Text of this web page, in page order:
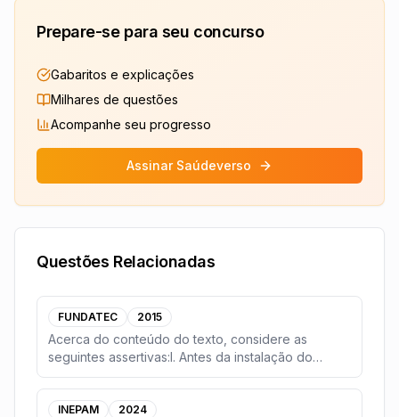
Prepare-se para seu concurso
Gabaritos e explicações
Milhares de questões
Acompanhe seu progresso
Assinar Saúdeverso
Questões Relacionadas
FUNDATEC 2015
Acerca do conteúdo do texto, considere as
seguintes assertivas:I. Antes da instalação do
Complexo Eó...
INEPAM 2024